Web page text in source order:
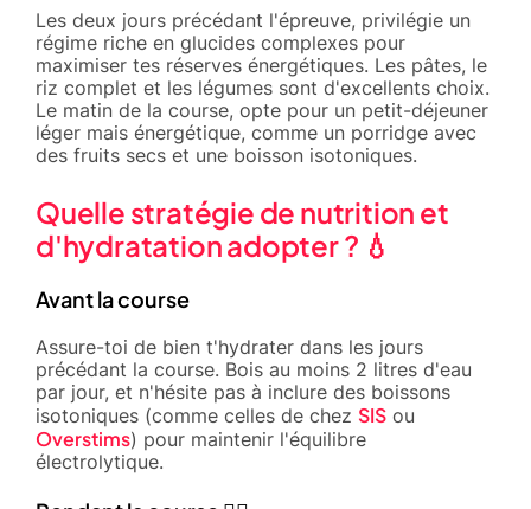
Les deux jours précédant l'épreuve, privilégie un
régime riche en glucides complexes pour
maximiser tes réserves énergétiques. Les pâtes, le
riz complet et les légumes sont d'excellents choix.
Le matin de la course, opte pour un petit-déjeuner
léger mais énergétique, comme un porridge avec
des fruits secs et une boisson isotoniques.
Quelle stratégie de nutrition et
d'hydratation adopter ? 💧
Avant la course
Assure-toi de bien t'hydrater dans les jours
précédant la course. Bois au moins 2 litres d'eau
par jour, et n'hésite pas à inclure des boissons
isotoniques (comme celles de chez SIS ou
Overstims) pour maintenir l'équilibre
électrolytique.